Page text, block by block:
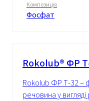
Композиція
Фосфат
Rokolub® ФР
Rokolub ФР Т-32 –
речовина у вигляді